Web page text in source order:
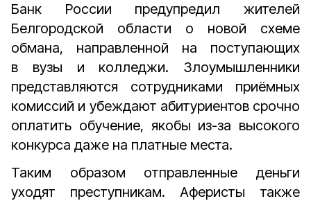
Банк России предупредил жителей
Белгородской области о новой схеме
обмана, направленной на поступающих
в вузы и колледжи. Злоумышленники
представляются сотрудниками приёмных
комиссий и убеждают абитуриентов срочно
оплатить обучение, якобы из-за высокого
конкурса даже на платные места.
Таким образом отправленные деньги
уходят преступникам. Аферисты также